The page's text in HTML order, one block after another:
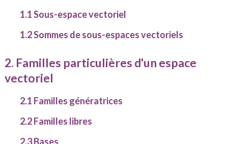
1.1 Sous-espace vectoriel
1.2 Sommes de sous-espaces vectoriels
2. Familles particulières d'un espace
vectoriel
2.1 Familles génératrices
2.2 Familles libres
2.3 Bases